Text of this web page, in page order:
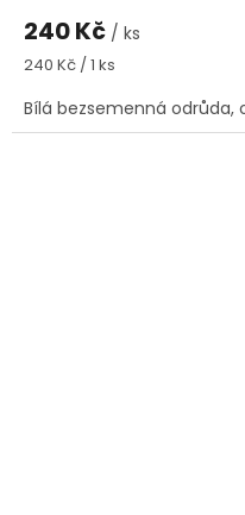
240 Kč / ks
Měrná
240 Kč / 1 ks
Bílá bezsemenná odrůda,